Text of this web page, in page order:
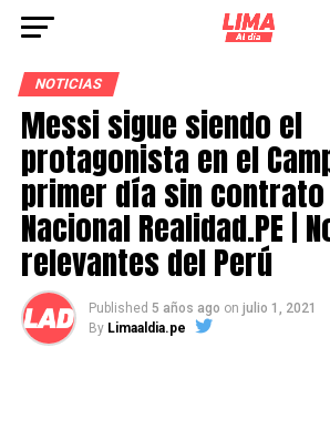
NOTICIAS
Messi sigue siendo el
protagonista en el
primer día sin contrato
Nacional Realidad.PE |
relevantes del Perú
Published 5 años ago on julio 1, 2021
By Limaaldia.pe